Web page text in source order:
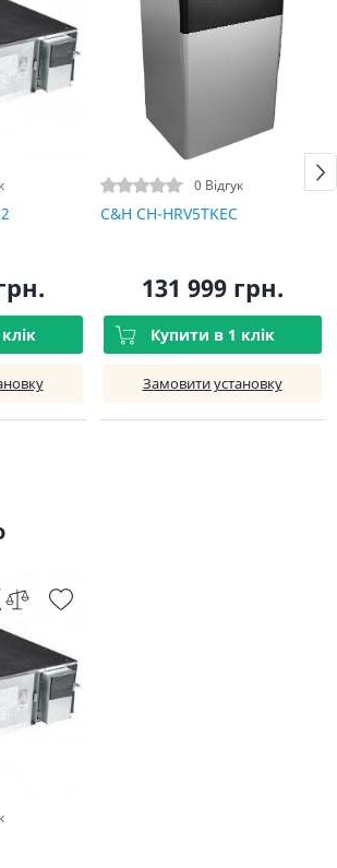
0 Відгук
C&H CH-HRV5TKEC
131 999 грн.
Купити в 1 клік
Замовити установку